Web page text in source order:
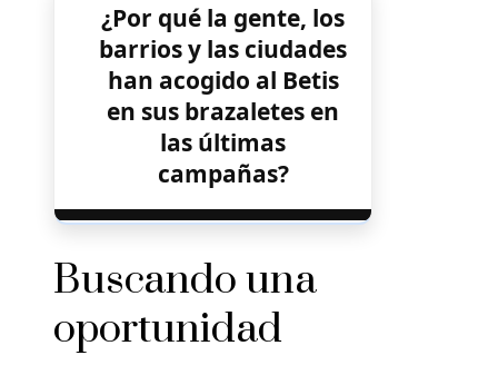
¿Por qué la gente, los
barrios y las ciudades
han acogido al Betis
en sus brazaletes en
las últimas
campañas?
Buscando una
oportunidad